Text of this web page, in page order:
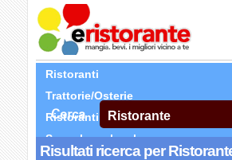
Ristoranti
Trattorie/Osterie
Ristoranti Etnici
Segnala un locale
Cerca
Risultati ricerca per